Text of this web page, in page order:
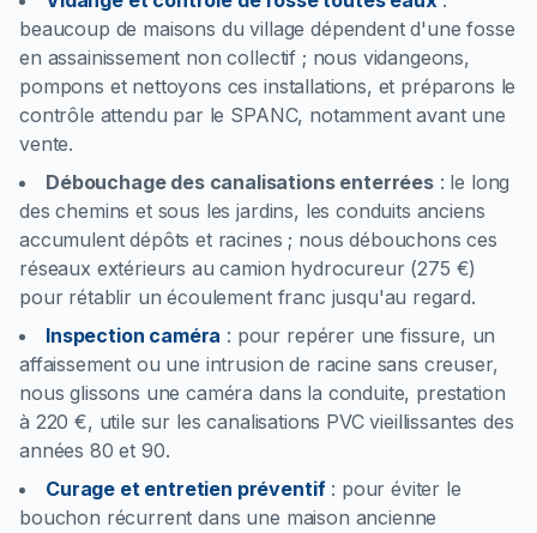
beaucoup de maisons du village dépendent d'une fosse
en assainissement non collectif ; nous vidangeons,
pompons et nettoyons ces installations, et préparons le
contrôle attendu par le SPANC, notamment avant une
vente.
Débouchage des canalisations enterrées: le long
des chemins et sous les jardins, les conduits anciens
accumulent dépôts et racines ; nous débouchons ces
réseaux extérieurs au camion hydrocureur (275 €)
pour rétablir un écoulement franc jusqu'au regard.
Inspection caméra : pour repérer une fissure, un
affaissement ou une intrusion de racine sans creuser,
nous glissons une caméra dans la conduite, prestation
à 220 €, utile sur les canalisations PVC vieillissantes des
années 80 et 90.
Curage et entretien préventif: pour éviter le
bouchon récurrent dans une maison ancienne